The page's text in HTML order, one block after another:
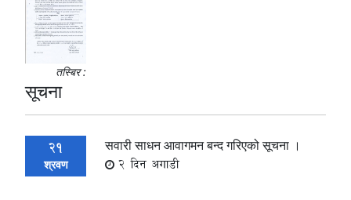
तस्बिर :
सूचना
21
श्रवण
सवारी साधन आवागमन बन्द गरिएको सूचना ।
2 दिन अगाडी